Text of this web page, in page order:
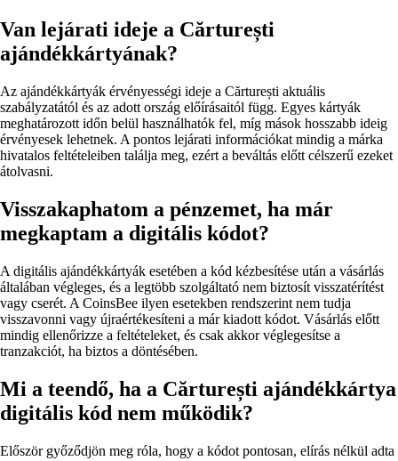
Van lejárati ideje a Cărturești
ajándékkártyának?
Az ajándékkártyák érvényességi ideje a Cărturești aktuális
szabályzatától és az adott ország előírásaitól függ. Egyes kártyák
meghatározott időn belül használhatók fel, míg mások hosszabb ideig
érvényesek lehetnek. A pontos lejárati információkat mindig a márka
hivatalos feltételeiben találja meg, ezért a beváltás előtt célszerű ezeket
átolvasni.
Visszakaphatom a pénzemet, ha már
megkaptam a digitális kódot?
A digitális ajándékkártyák esetében a kód kézbesítése után a vásárlás
általában végleges, és a legtöbb szolgáltató nem biztosít visszatérítést
vagy cserét. A CoinsBee ilyen esetekben rendszerint nem tudja
visszavonni vagy újraértékesíteni a már kiadott kódot. Vásárlás előtt
mindig ellenőrizze a feltételeket, és csak akkor véglegesítse a
tranzakciót, ha biztos a döntésében.
Mi a teendő, ha a Cărturești ajándékkártya
digitális kód nem működik?
Először győződjön meg róla, hogy a kódot pontosan, elírás nélkül adta